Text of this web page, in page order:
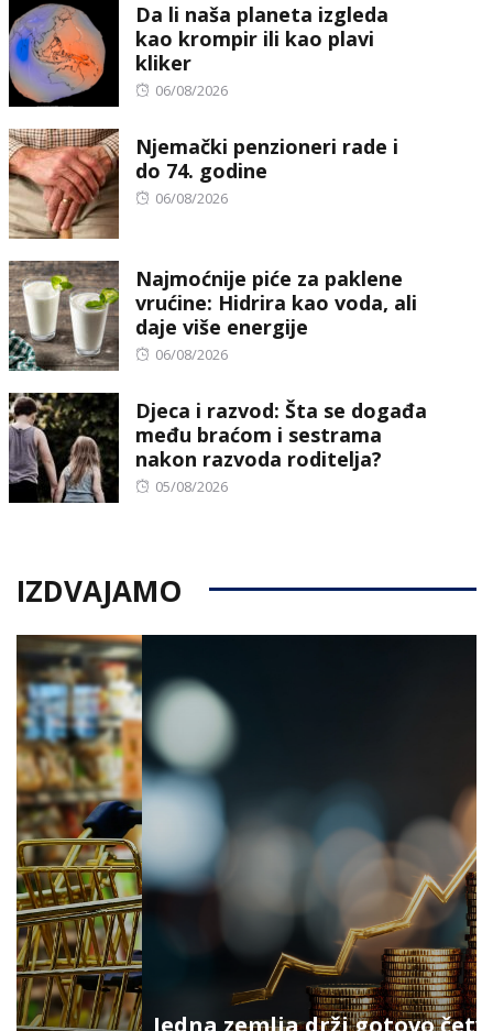
Da li naša planeta izgleda
kao krompir ili kao plavi
kliker
Posted
06/08/2026
Njemački penzioneri rade i
do 74. godine
Posted
06/08/2026
Najmoćnije piće za paklene
vrućine: Hidrira kao voda, ali
daje više energije
Posted
06/08/2026
Djeca i razvod: Šta se događa
među braćom i sestrama
nakon razvoda roditelja?
Posted
05/08/2026
IZDVAJAMO